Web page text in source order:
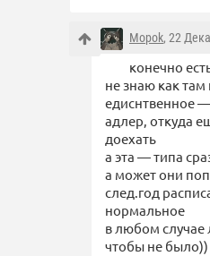
Mopok, 22
конечно
не знаю как там
едиснтвенное
адлер, откуда
доехать
а эта — типа
а может они
след.год
нормальное
в любом
чтобы не было))